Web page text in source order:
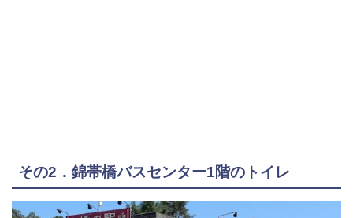
その2．錦帯橋バスセンター1階のトイレ